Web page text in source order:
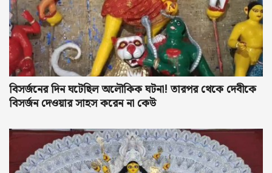
বিসর্জনের দিন ঘটেছিল অলৌকিক ঘটনা! তারপর থেকে দেবীকে
বিসর্জন দেওয়ার সাহস করেন না কেউ